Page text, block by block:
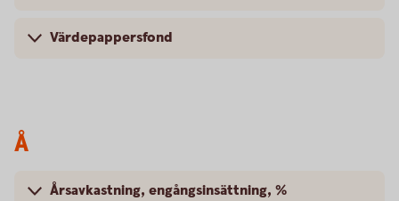
Värdepappersfond
Å
Årsavkastning, engångsinsättning, %